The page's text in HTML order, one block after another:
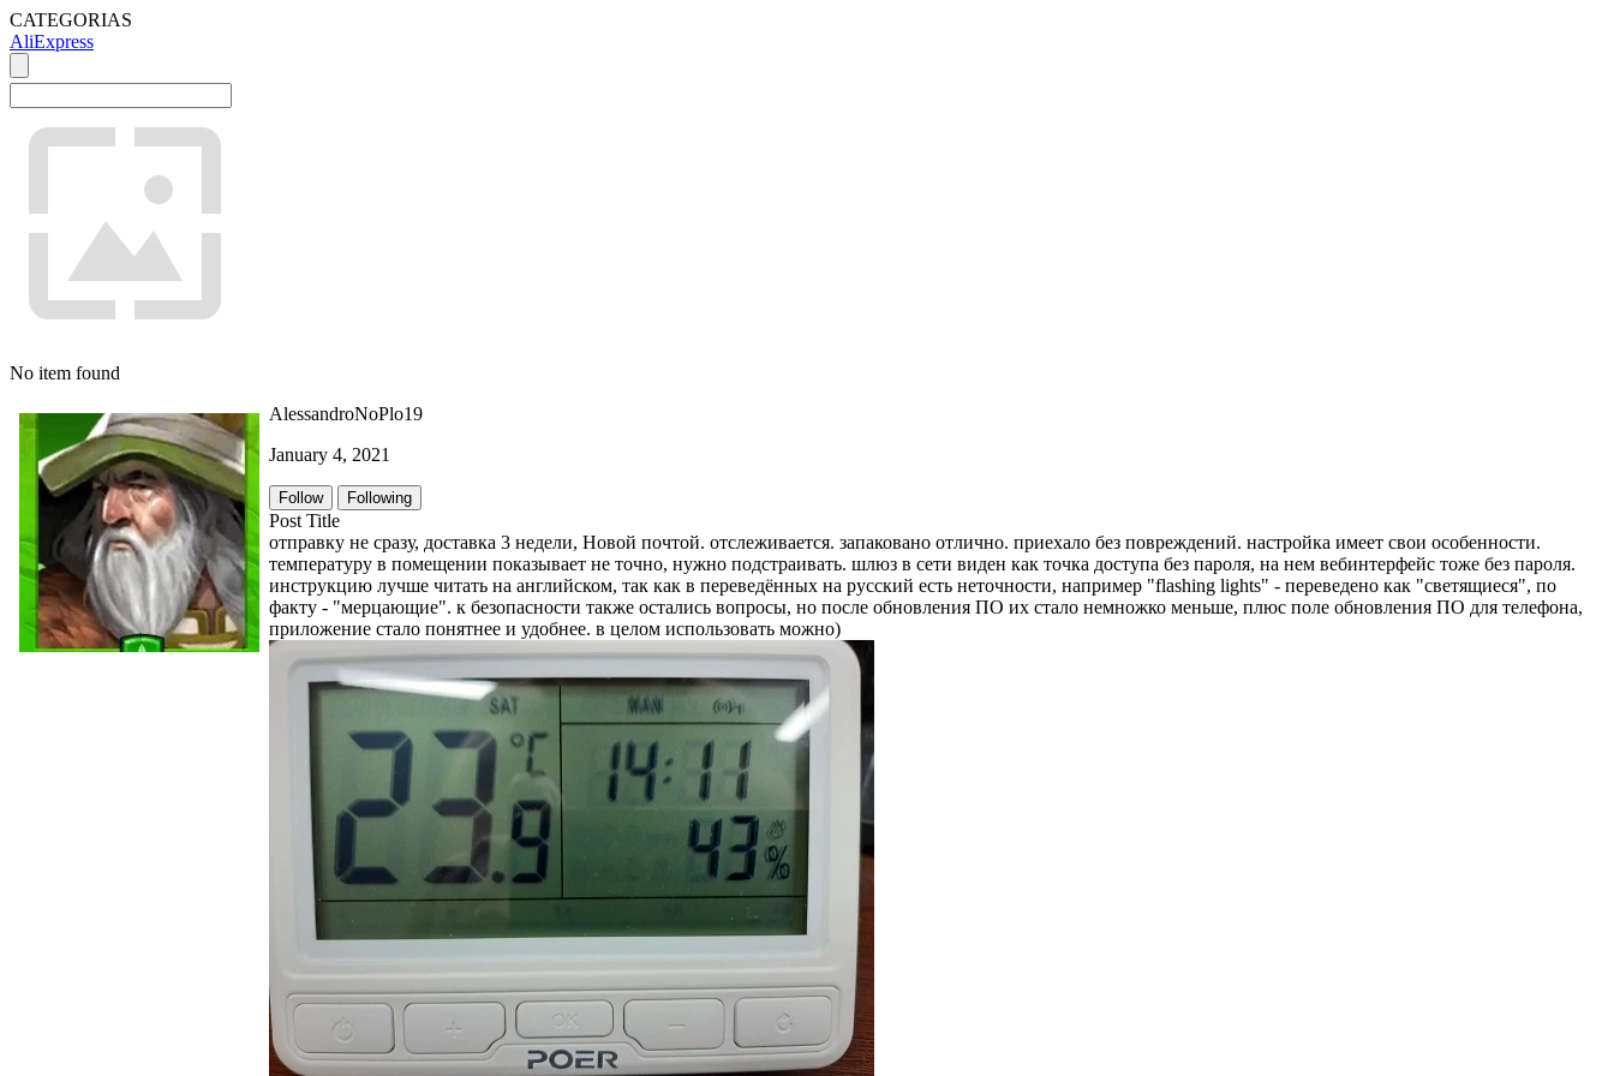
CATEGORIAS
AliExpress
No item found
AlessandroNoPlo19
January 4, 2021
Follow Following
Post Title
отправку не сразу, доставка 3 недели, Новой почтой. отслеживается. запаковано отлично. приехало без повреждений. настройка имеет свои особенности.
температуру в помещении показывает не точно, нужно подстраивать. шлюз в сети виден как точка доступа без пароля, на нем вебинтерфейс тоже без пароля.
инструкцию лучше читать на английском, так как в переведённых на русский есть неточности, например "flashing lights" - переведено как "светящиеся", по
факту - "мерцающие". к безопасности также остались вопросы, но после обновления ПО их стало немножко меньше, плюс поле обновления ПО для телефона,
приложение стало понятнее и удобнее. в целом использовать можно)